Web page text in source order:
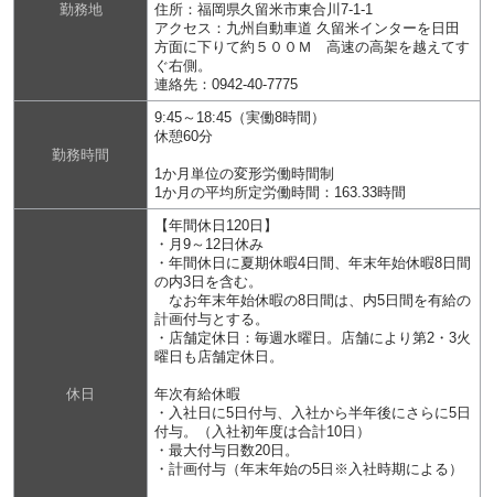
勤務地
住所：福岡県久留米市東合川7-1-1
アクセス：九州自動車道 久留米インターを日田
方面に下りて約５００Ｍ 高速の高架を越えてす
ぐ右側。
連絡先：0942-40-7775
勤務時間
9:45～18:45（実働8時間）
休憩60分
1か月単位の変形労働時間制
1か月の平均所定労働時間：163.33時間
休日
【年間休日120日】
・月9～12日休み
・年間休日に夏期休暇4日間、年末年始休暇8日間
の内3日を含む。
なお年末年始休暇の8日間は、内5日間を有給の
計画付与とする。
・店舗定休日：毎週水曜日。店舗により第2・3火
曜日も店舗定休日。
年次有給休暇
・入社日に5日付与、入社から半年後にさらに5日
付与。（入社初年度は合計10日）
・最大付与日数20日。
・計画付与（年末年始の5日※入社時期による）